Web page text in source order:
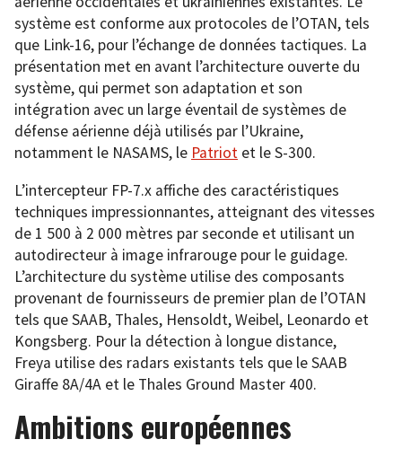
système est conforme aux protocoles de l’OTAN, tels
que Link-16, pour l’échange de données tactiques. La
présentation met en avant l’architecture ouverte du
système, qui permet son adaptation et son
intégration avec un large éventail de systèmes de
défense aérienne déjà utilisés par l’Ukraine,
notamment le NASAMS, le Patriot et le S-300.
L’intercepteur FP-7.x affiche des caractéristiques
techniques impressionnantes, atteignant des vitesses
de 1 500 à 2 000 mètres par seconde et utilisant un
autodirecteur à image infrarouge pour le guidage.
L’architecture du système utilise des composants
provenant de fournisseurs de premier plan de l’OTAN
tels que SAAB, Thales, Hensoldt, Weibel, Leonardo et
Kongsberg. Pour la détection à longue distance,
Freya utilise des radars existants tels que le SAAB
Giraffe 8A/4A et le Thales Ground Master 400.
Ambitions européennes